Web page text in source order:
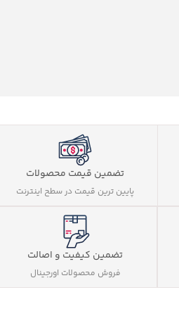
تضمین قیمت محصولات
پایین ترین قیمت در سطح اینترنت
تضمین کیفیت و اصالت
فروش محصولات اورجینال